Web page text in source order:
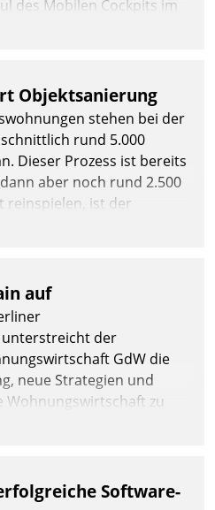
des Mobilen Cockpits im
Objektsanierung
stehen bei der
rund 5.000
Dieser Prozess ist bereits
aber noch rund 2.500
reinspielen, ist der
immens. Im
daher
Datatrain GmbH den
digitalisiert.
auf
der
GdW die
neue Strategien und
Wohnungswirtschaft zu
Software-